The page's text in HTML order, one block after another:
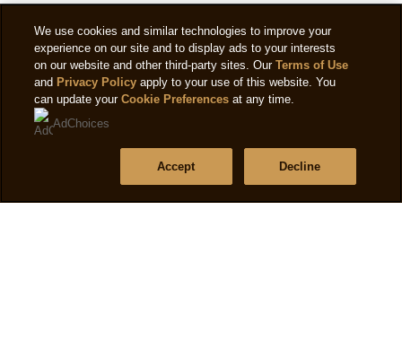
AWA BY MAGNUM
NAUTINTOA
We use cookies and similar technologies to improve your
experience on our site and to display ads to your interests
on our website and other third-party sites. OurTerms of Use
and Privacy Policy apply to your use of this website. You
can update yourCookie Preferences at any time.
AdChoices
Decline
Accept